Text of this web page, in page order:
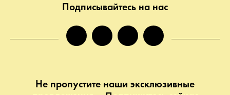
Подписывайтесь на нас
facebookinstagramtwitter tiktok
Не пропустите наши эксклюзивные